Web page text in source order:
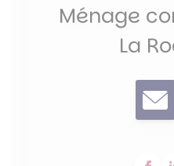
Ménage
La